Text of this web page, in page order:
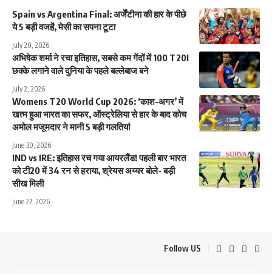
Spain vs Argentina Final: अर्जेंटीना की हार के पीछे
ये 5 बड़ी वजहें, मेसी का सपना टूटा
July 20, 2026
अभिषेक शर्मा ने रचा इतिहास, सबसे कम गेंदों में 100 T20I
छक्के लगाने वाले दुनिया के पहले बल्लेबाज बने
July 2, 2026
Womens T20 World Cup 2026: ‘काश-अगर’ में
खत्म हुआ भारत का सफर, ऑस्ट्रेलिया से हार के बाद कोच
अमोल मजूमदार ने मानी 5 बड़ी गलतियां
June 30, 2026
IND vs IRE: इतिहास रच गया आयरलैंड! पहली बार भारत
को टी20 में 34 रन से हराया, श्रेयस अय्यर बोले- बड़ी
सीख मिली
June 27, 2026
Follow US